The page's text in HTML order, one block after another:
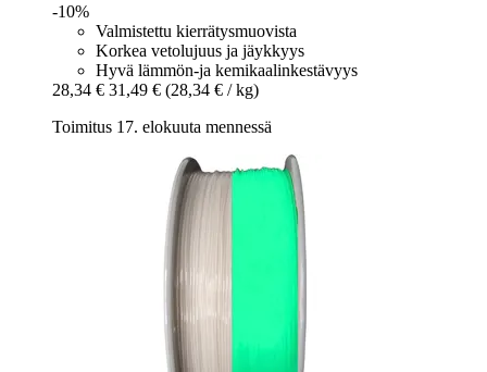
-10%
Valmistettu kierrätysmuovista
Korkea vetolujuus ja jäykkyys
Hyvä lämmön-ja kemikaalinkestävyys
28,34 € 31,49 € (28,34 € / kg)
Toimitus 17. elokuuta mennessä